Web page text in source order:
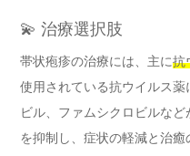
💫 治療選択肢
帯状疱疹の治療には、主に抗
使用されている抗ウイルス
ビル、ファムシクロビルな
を抑制し、症状の軽減と治癒